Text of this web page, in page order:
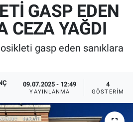
GASP EDEN
CEZA YAĞDI
gasp eden sanıklara
09.07.2025 - 12:49
YAYINLANMA
4
GÖSTERIM